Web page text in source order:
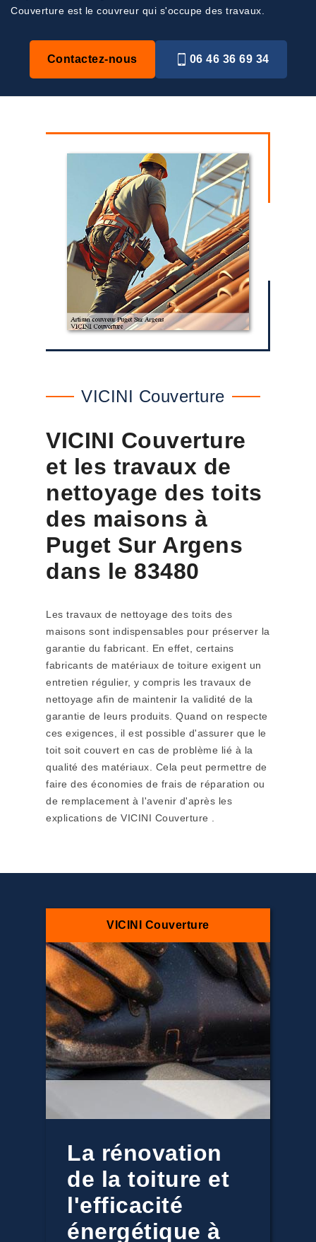
Couverture est le couvreur qui s'occupe des travaux.
Contactez-nous 06 46 36 69 34
VICINI Couverture
VICINI Couverture
et les travaux de
nettoyage des toits
des maisons à
Puget Sur Argens
dans le 83480
Les travaux de nettoyage des toits des
maisons sont indispensables pour préserver la
garantie du fabricant. En effet, certains
fabricants de matériaux de toiture exigent un
entretien régulier, y compris les travaux de
nettoyage afin de maintenir la validité de la
garantie de leurs produits. Quand on respecte
ces exigences, il est possible d'assurer que le
toit soit couvert en cas de problème lié à la
qualité des matériaux. Cela peut permettre de
faire des économies de frais de réparation ou
de remplacement à l'avenir d'après les
explications de VICINI Couverture .
VICINI Couverture
La rénovation
de la toiture et
l'efficacité
énergétique à